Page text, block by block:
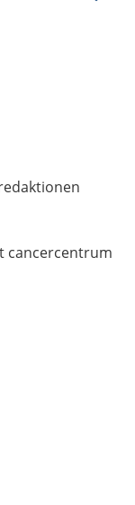
cancercentrum